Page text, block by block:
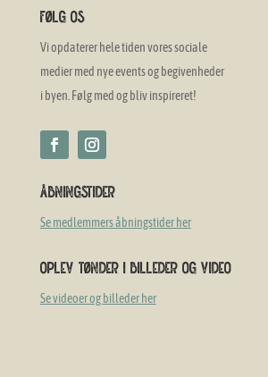
Følg os
Vi opdaterer hele tiden vores sociale
medier med nye events og begivenheder
i byen. Følg med og bliv inspireret!
Åbningstider
Se medlemmers åbningstider her
Oplev Tønder i billeder og video
Se videoer og billeder her